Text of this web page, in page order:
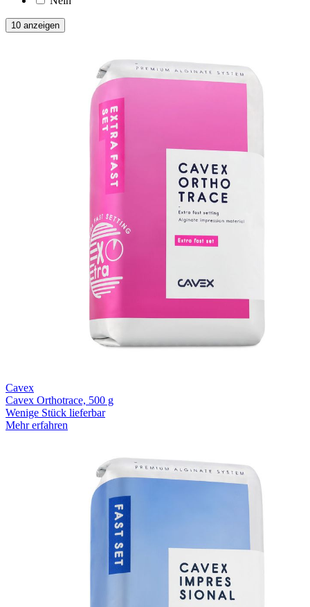
10 anzeigen
Cavex
Cavex Orthotrace, 500 g
Wenige Stück lieferbar
Mehr erfahren